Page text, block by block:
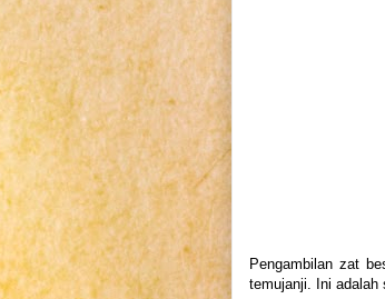
Pengambilan zat
temujanji. Ini adalah